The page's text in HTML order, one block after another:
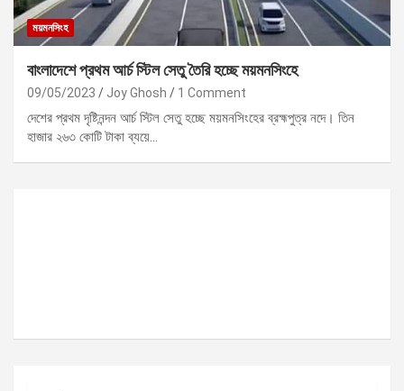
ময়মনসিংহ
বাংলাদেশে প্রথম আর্চ স্টিল সেতু তৈরি হচ্ছে ময়মনসিংহে
09/05/2023 Joy Ghosh 1 Comment
দেশের প্রথম দৃষ্টিনন্দন আর্চ স্টিল সেতু হচ্ছে ময়মনসিংহের ব্রহ্মপুত্র নদে। তিন
হাজার ২৬৩ কোটি টাকা ব্যয়ে…